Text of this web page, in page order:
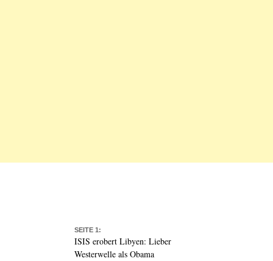
SEITE 1:
ISIS erobert Libyen: Lieber
Westerwelle als Obama